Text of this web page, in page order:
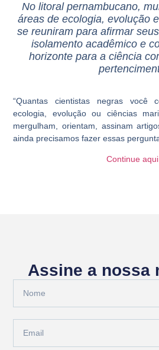
No litoral pernambucano,
áreas de ecologia, evolução
se reuniram para afirmar
isolamento acadêmico e
horizonte para a ciência
pertencimen
“Quantas cientistas negras você
ecologia, evolução ou ciências
mergulham, orientam, assinam
ainda precisamos fazer essas
Continue aqui
Assine a nossa